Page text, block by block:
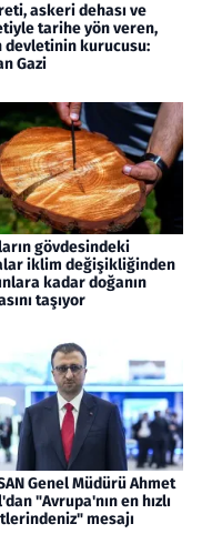
askeri dehası ve
tarihe yön veren,
devletinin kurucusu:
Gazi
gövdesindeki
iklim değişikliğinden
kadar doğanın
taşıyor
Genel Müdürü Ahmet
"Avrupa'nın en hızlı
mesajı